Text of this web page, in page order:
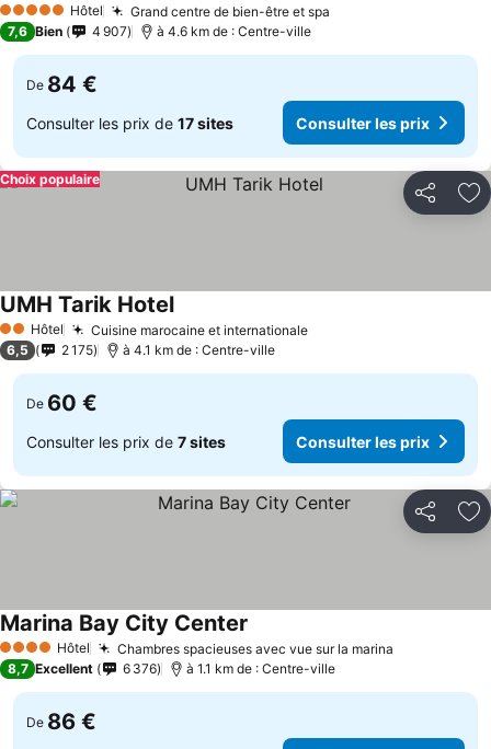
5 Étoiles Hôtel Grand centre de bien-être et spa
7,6 Bien 4 907 à 4.6 km de : Centre-ville
De 84 €
Consulter les prix de 17 sites Consulter les prix
Partager
Choix populaire
2 Étoiles
Hôtel Cuisine marocaine et internationale
UMH Tarik Hotel
6,5 2 175 à 4.1 km de : Centre-ville
De 60 €
Consulter les prix de 7 sites Consulter les prix
Partager
4 Étoiles Hôtel Chambres spacieuses avec vue sur la marina
Marina Bay City Center
8,7 Excellent 6 376 à 1.1 km de : Centre-ville
De 86 €